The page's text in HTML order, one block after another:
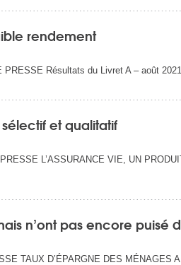
rendement
PRESSE Résultats du Livret A – août
et qualitatif
L’ASSURANCE VIE, UN
n’ont pas encore puisé
TAUX D’ÉPARGNE DES MÉNAGES